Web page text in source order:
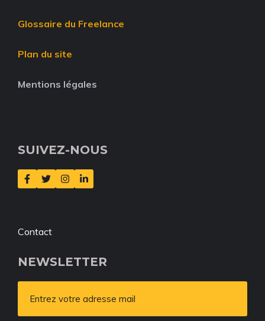
Glossaire du Freelance
Plan du site
Mentions légales
SUIVEZ-NOUS
Contact
NEWSLETTER
Entrez votre adresse mail